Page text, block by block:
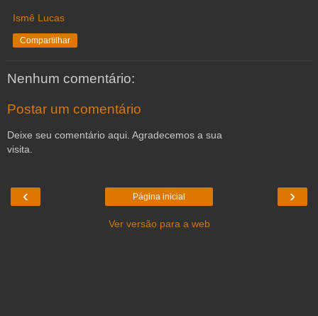
Ismê Lucas
Compartilhar
Nenhum comentário:
Postar um comentário
Deixe seu comentário aqui. Agradecemos a sua
visita.
‹ ›
Página inicial
Ver versão para a web